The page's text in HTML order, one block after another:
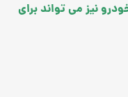
نیز می تواند برای